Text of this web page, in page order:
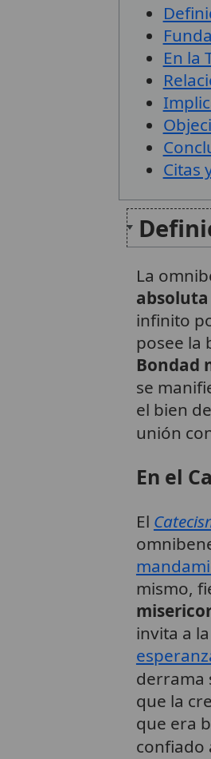
En la
Citas
La
absoluta
infinito
posee la
Bondad
se
el bien
unión
En el
El
mismo,
invita a la
derrama
que la
que era
confiado